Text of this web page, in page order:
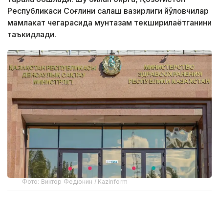
Республикаси Соғлиқни сақлаш вазирлиги йўловчилар
мамлакат чегарасида мунтазам текширилаётганини
таъкидлади.
Фото: Виктор Федюнин / Kazinform